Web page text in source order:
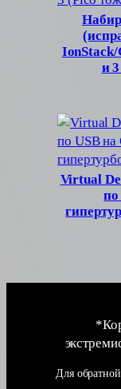
IonStack/
и
Virtual
по
Для